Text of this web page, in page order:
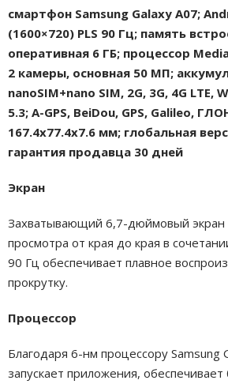
смартфон Samsung Galaxy A07;
(1600×720) PLS 90 Гц; память
оперативная 6 ГБ; процессор
2 камеры, основная 50 МП;
nanoSIM+nano SIM, 2G, 3G, 4G LTE,
5.3; A-GPS, BeiDou, GPS, Galileo,
167.4x77.4x7.6 мм; глобальная
гарантия продавца 30 дней
Экран
Захватывающий 6,7-дюймовый экран
просмотра от края до края в
90 Гц обеспечивает плавное
прокрутку.
Процессор
Благодаря 6-нм процессору Samsung
запускает приложения,